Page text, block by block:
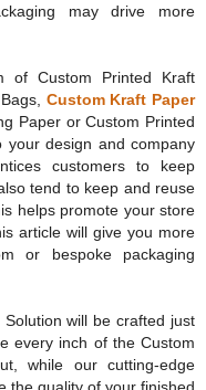
may drive more
of Custom Printed Kraft
Custom Kraft Paper
Paper or Custom Printed
your design and company
customers to keep
tend to keep and reuse
helps promote your store
article will give you more
or bespoke packaging
will be crafted just
every inch of the Custom
while our cutting-edge